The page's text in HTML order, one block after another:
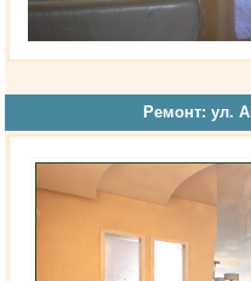
Ремонт: ул.